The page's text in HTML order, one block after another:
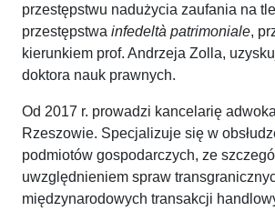
przestępstwu nadużycia zaufania na
przestępstwa infedeltà patrimoniale,
kierunkiem prof. Andrzeja Zolla,
doktora nauk prawnych.
Od 2017 r. prowadzi kancelarię
Rzeszowie. Specjalizuje się w
podmiotów gospodarczych, ze
uwzględnieniem spraw
międzynarodowych transakcji